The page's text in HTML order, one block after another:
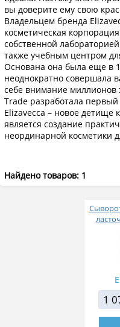
вы доверите ему свою
Владельцем бренда
косметическая
собственной
также учебным центром
Основана она была еще в
неоднократно совершала
себе внимание
Trade разработала
Elizavecca – новое детище
является создание
неординарной косметики
Найдено товаров: 1
1